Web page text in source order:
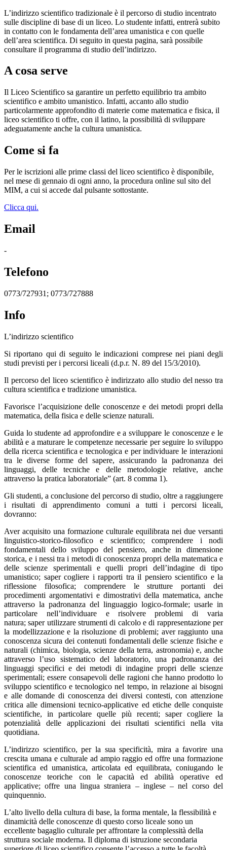
L’indirizzo scientifico tradizionale è il percorso di studio incentrato
sulle discipline di base di un liceo. Lo studente infatti, entrerà subito
in contatto con le fondamenta dell’area umanistica e con quelle
dell’area scientifica. Di seguito in questa pagina, sarà possibile
consultare il programma di studio dell’indirizzo.
A cosa serve
Il Liceo Scientifico sa garantire un perfetto equilibrio tra ambito
scientifico e ambito umanistico. Infatti, accanto allo studio
particolarmente approfondito di materie come matematica e fisica, il
liceo scientifico ti offre, con il latino, la possibilità di sviluppare
adeguatamente anche la cultura umanistica.
Come si fa
Per le iscrizioni alle prime classi del liceo scientifico è disponibile,
nel mese di gennaio di ogni anno, la procedura online sul sito del
MIM, a cui si accede dal pulsante sottostante.
Clicca qui.
Email
-
Telefono
0773/727931; 0773/727888
Info
L’indirizzo scientifico
Si riportano qui di seguito le indicazioni comprese nei piani degli
studi previsti per i percorsi liceali (d.p.r. N. 89 del 15/3/2010).
Il percorso del liceo scientifico è indirizzato allo studio del nesso tra
cultura scientifica e tradizione umanistica.
Favorisce l’acquisizione delle conoscenze e dei metodi propri della
matematica, della fisica e delle scienze naturali.
Guida lo studente ad approfondire e a sviluppare le conoscenze e le
abilità e a maturare le competenze necessarie per seguire lo sviluppo
della ricerca scientifica e tecnologica e per individuare le interazioni
tra le diverse forme del sapere, assicurando la padronanza dei
linguaggi, delle tecniche e delle metodologie relative, anche
attraverso la pratica laboratoriale” (art. 8 comma 1).
Gli studenti, a conclusione del percorso di studio, oltre a raggiungere
i risultati di apprendimento comuni a tutti i percorsi liceali,
dovranno:
Aver acquisito una formazione culturale equilibrata nei due versanti
linguistico-storico-filosofico e scientifico; comprendere i nodi
fondamentali dello sviluppo del pensiero, anche in dimensione
storica, e i nessi tra i metodi di conoscenza propri della matematica e
delle scienze sperimentali e quelli propri dell’indagine di tipo
umanistico; saper cogliere i rapporti tra il pensiero scientifico e la
riflessione filosofica; comprendere le strutture portanti dei
procedimenti argomentativi e dimostrativi della matematica, anche
attraverso la padronanza del linguaggio logico-formale; usarle in
particolare nell’individuare e risolvere problemi di varia
natura; saper utilizzare strumenti di calcolo e di rappresentazione per
la modellizzazione e la risoluzione di problemi; aver raggiunto una
conoscenza sicura dei contenuti fondamentali delle scienze fisiche e
naturali (chimica, biologia, scienze della terra, astronomia) e, anche
attraverso l’uso sistematico del laboratorio, una padronanza dei
linguaggi specifici e dei metodi di indagine propri delle scienze
sperimentali; essere consapevoli delle ragioni che hanno prodotto lo
sviluppo scientifico e tecnologico nel tempo, in relazione ai bisogni
e alle domande di conoscenza dei diversi contesti, con attenzione
critica alle dimensioni tecnico-applicative ed etiche delle conquiste
scientifiche, in particolare quelle più recenti; saper cogliere la
potenzialità delle applicazioni dei risultati scientifici nella vita
quotidiana.
L’indirizzo scientifico, per la sua specificità, mira a favorire una
crescita umana e culturale ad ampio raggio ed offre una formazione
scientifica ed umanistica, articolata ed equilibrata, coniugando le
conoscenze teoriche con le capacità ed abilità operative ed
applicative; offre una lingua straniera – inglese – nel corso del
quinquennio.
L’alto livello della cultura di base, la forma mentale, la flessibilità e
dinamicità delle conoscenze di questo corso liceale sono un
eccellente bagaglio culturale per affrontare la complessità della
struttura sociale moderna. Il diploma di istruzione secondaria